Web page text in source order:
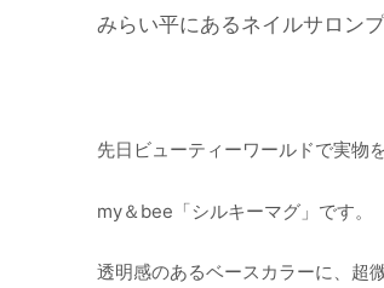
みらい平にあるネイルサロン
先日ビューティーワールドで実物
my＆bee「シルキーマグ」です。
透明感のあるベースカラーに、超